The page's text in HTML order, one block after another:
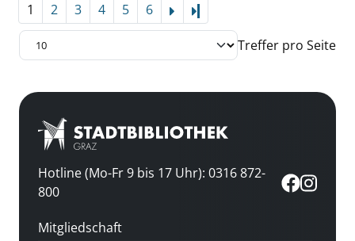
1 2 3 4 5 6
Treffer pro Seite
Hotline (Mo-Fr 9 bis 17 Uhr): 0316 872-
800
Mitgliedschaft